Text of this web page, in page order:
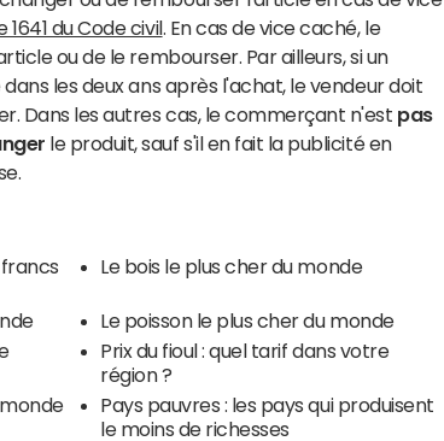
1641 du Code civil
. En cas de vice caché, le
ou de le rembourser. Par ailleurs, si un
les deux ans après l'achat, le vendeur doit
Dans les autres cas, le commerçant n'est pas
le produit, sauf s'il en fait la publicité en
francs
Le bois le plus cher du monde
Le poisson le plus cher du monde
Prix du fioul : quel tarif dans votre
région ?
Pays pauvres : les pays qui produisent
le moins de richesses